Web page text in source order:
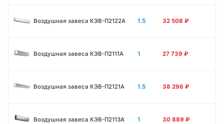
Воздушная завеса КЭВ-П2122А 1.5 32 508 ₽
Воздушная завеса КЭВ-П2111A 1 27 739 ₽
Воздушная завеса КЭВ-П2121A 1.5 38 296 ₽
Воздушная завеса КЭВ-П2113A 1 30 889 ₽